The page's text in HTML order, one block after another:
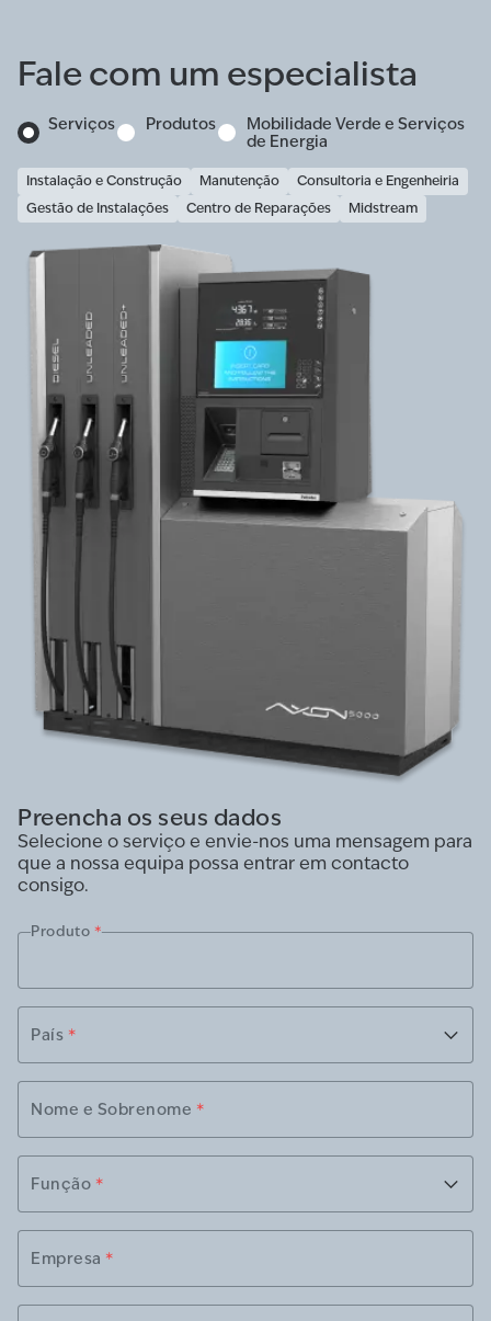
Fale com um especialista
Serviços Produtos
Mobilidade Verde e Serviços
de Energia
Instalação e Construção Manutenção
Consultoria e Engenheiria
Gestão de Instalações
Centro de Reparações Midstream
Preencha os seus dados
Selecione o serviço e envie-nos uma mensagem para
que a nossa equipa possa entrar em contacto
consigo.
Produto *
País *
Nome e Sobrenome *
Função *
Empresa *